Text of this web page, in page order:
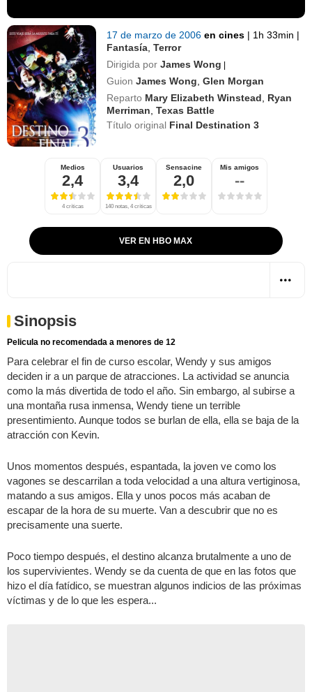
17 de marzo de 2006en cines | 1h 33min |
Fantasía ,Terror
Dirigida por James Wong |
Guion James Wong ,Glen Morgan
Reparto Mary Elizabeth Winstead
Ryan
Merriman ,Texas Battle
Título original Final Destination 3
Medios
2,4
4 críticas
Usuarios
3,4
140 notas, 4 críticas
Sensacine
2,0
Mis amigos
--
VER EN HBO MAX
Sinopsis
Pelicula no recomendada a menores de 12
Para celebrar el fin de curso escolar, Wendy y sus amigos
deciden ir a un parque de atracciones. La actividad se anuncia
como la más divertida de todo el año. Sin embargo, al subirse a
una montaña rusa inmensa, Wendy tiene un terrible
presentimiento. Aunque todos se burlan de ella, ella se baja de la
atracción con Kevin.
Unos momentos después, espantada, la joven ve como los
vagones se descarrilan a toda velocidad a una altura vertiginosa,
matando a sus amigos. Ella y unos pocos más acaban de
escapar de la hora de su muerte. Van a descubrir que no es
precisamente una suerte.
Poco tiempo después, el destino alcanza brutalmente a uno de
los supervivientes. Wendy se da cuenta de que en las fotos que
hizo el día fatídico, se muestran algunos indicios de las próximas
víctimas y de lo que les espera...